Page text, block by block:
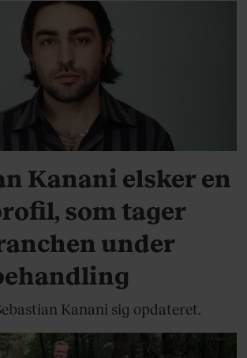
Kanani elsker en
som tager
under
Kanani sig opdateret.